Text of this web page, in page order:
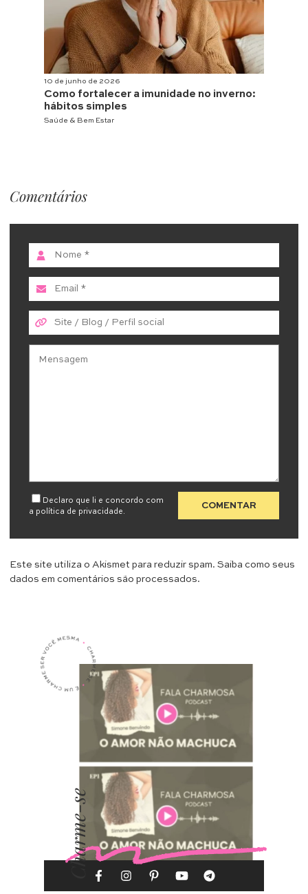
10 de junho de 2026
Como fortalecer a imunidade no inverno:
hábitos simples
Saúde & Bem Estar
Comentários
Declaro que li e concordo com
a política de privacidade.
Este site utiliza o Akismet para reduzir spam. Saiba como seus
dados em comentários são processados.
Charme-se